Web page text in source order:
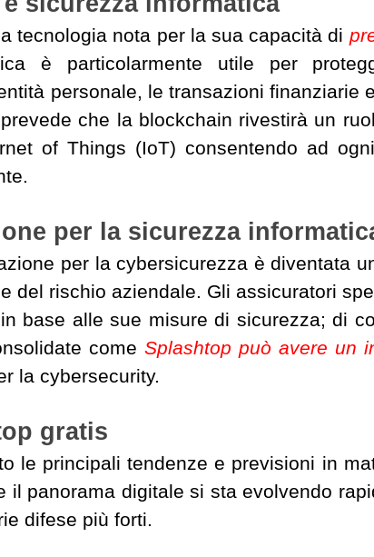
tecnologia nota per la sua capacità di
è particolarmente utile per
personale, le transazioni finanziarie
che la blockchain rivestirà un
of Things (IoT) consentendo ad
per la sicurezza
per la cybersicurezza è diventata
del rischio aziendale. Gli assicuratori
base alle sue misure di sicurezza; di
comeSplashtop può avere un
la cybersecurity.
gratis
le principali tendenze e previsioni in
il panorama digitale si sta evolvendo
difese più forti.